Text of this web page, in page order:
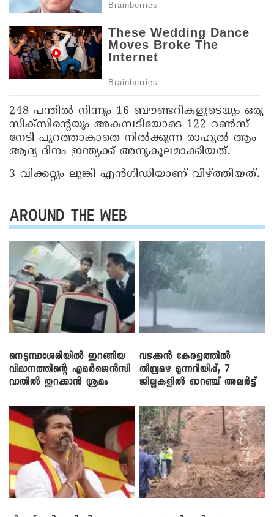
248 പന്തിൽ നിന്നും 16 ബൗണ്ടറികളുടെയും ഒരു
സിക്സിന്റെയും അകമ്പടിയോടെ 122 റൺസ്
നേടി പുറത്താകാതെ നിൽക്കുന്ന രാഹുൽ ആം
ആദ്യ ദിനം ഇന്ത്യക്ക് അനുകൂലമാക്കിയത്.
3 വിക്കറ്റും ലുങ്കി എൻഗിഡിയാണ് വീഴ്ത്തിയത്.
AROUND THE WEB
നെടുമ്പാശേരിയിൽ ഇറങ്ങിയ
വിമാനത്തിന്റെ എമർജെൻസി
വാതിൽ തുറക്കാൻ ശ്രമം
വടക്കൻ കേരളത്തിൽ
തീവ്രമഴ മുന്നറിയിപ്പ്; 7
ജില്ലകളിൽ ഓറഞ്ച് അലർട്ട്